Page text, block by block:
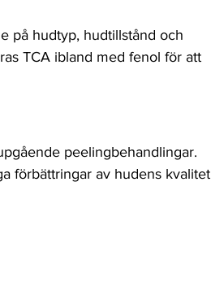
på hudtyp, hudtillstånd och
TCA ibland med fenol för att
peelingbehandlingar.
förbättringar av hudens kvalitet